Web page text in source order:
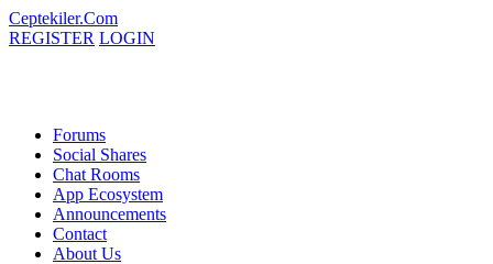
Ceptekiler.Com
REGISTER LOGIN
Forums
Social Shares
Chat Rooms
App Ecosystem
Announcements
Contact
About Us